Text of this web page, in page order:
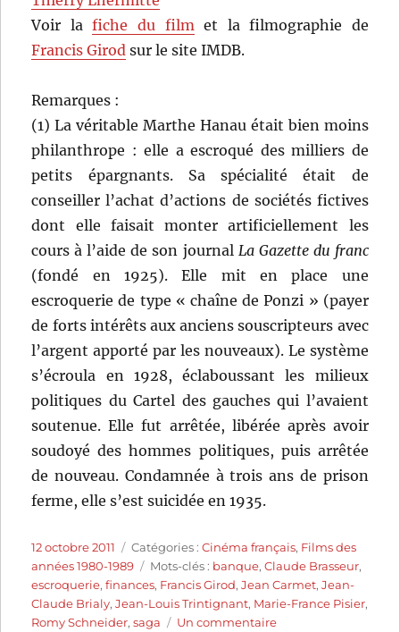
Voir lafiche du filmet la filmographie de
Francis Girod sur le site IMDB.
Remarques :
(1) La véritable Marthe Hanau était bien moins
philanthrope : elle a escroqué des milliers de
petits épargnants. Sa spécialité était de
conseiller l’achat d’actions de sociétés fictives
dont elle faisait monter artificiellement les
cours à l’aide de son journal La Gazette du franc
(fondé en 1925). Elle mit en place une
escroquerie de type « chaîne de Ponzi » (payer
de forts intérêts aux anciens souscripteurs avec
l’argent apporté par les nouveaux). Le système
s’écroula en 1928, éclaboussant les milieux
politiques du Cartel des gauches qui l’avaient
soutenue. Elle fut arrêtée, libérée après avoir
soudoyé des hommes politiques, puis arrêtée
de nouveau. Condamnée à trois ans de prison
ferme, elle s’est suicidée en 1935.
Publié
le
12 octobre 2011 Catégories
Catégories :Cinéma français, Films des
années 1980-1989
Étiquettes
Mots-clés : banque,Claude Brasseur,
escroquerie,finances, Francis Girod,Jean Carmet,Jean-
Claude Brialy,Jean-Louis Trintignant, Marie-France Pisier,
Romy Schneider,saga Un commentairesur